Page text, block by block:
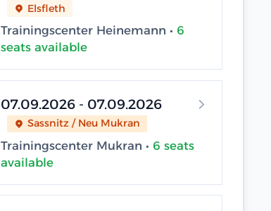
Elsfleth
Trainingscenter Heinemann • 6
seats available
07.09.2026 - 07.09.2026
Sassnitz / Neu Mukran
Trainingscenter Mukran • 6 seats
available